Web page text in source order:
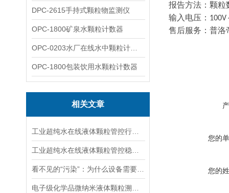
DPC-2615手持式颗粒物监测仪
OPC-1800矿泉水颗粒计数器
OPC-1800包装饮用水颗粒计数器
相关文章
报告方法：颗粒
输入电压： 100V
售后服务：普洛
您的
您的